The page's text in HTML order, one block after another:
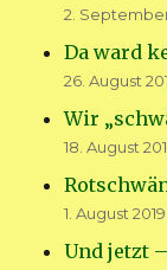
2.
Da ward
26. August
Wir
18. August
1. August 2019
Und jetzt